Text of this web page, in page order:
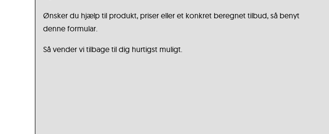
Ønsker du hjælp til produkt, priser eller et konkret beregnet tilbud, så benyt
denne formular.
Så vender vi tilbage til dig hurtigst muligt.